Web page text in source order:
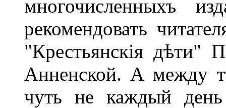
многочисленныхъ
рекомендовать
"Крестьянскія дѣти"
Анненской. А между
чуть не каждый